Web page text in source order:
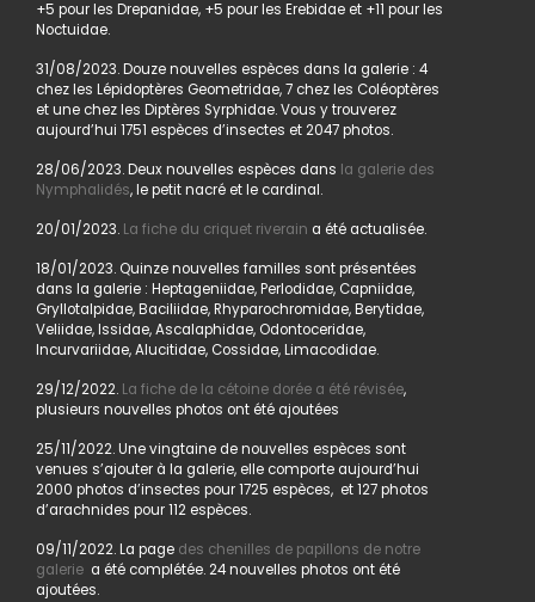
+5 pour les Drepanidae, +5 pour les Erebidae et +11 pour les
Noctuidae.
31/08/2023. Douze nouvelles espèces dans la galerie : 4
chez les Lépidoptères Geometridae, 7 chez les Coléoptères
et une chez les Diptères Syrphidae. Vous y trouverez
aujourd’hui 1751 espèces d’insectes et 2047 photos.
28/06/2023. Deux nouvelles espèces dans la galerie des
Nymphalidés, le petit nacré et le cardinal.
20/01/2023. La fiche du criquet riverain a été actualisée.
18/01/2023. Quinze nouvelles familles sont présentées
dans la galerie : Heptageniidae, Perlodidae, Capniidae,
Gryllotalpidae, Baciliidae, Rhyparochromidae, Berytidae,
Veliidae, Issidae, Ascalaphidae, Odontoceridae,
Incurvariidae, Alucitidae, Cossidae, Limacodidae.
29/12/2022. La fiche de la cétoine dorée a été révisée,
plusieurs nouvelles photos ont été ajoutées
25/11/2022. Une vingtaine de nouvelles espèces sont
venues s’ajouter à la galerie, elle comporte aujourd’hui
2000 photos d’insectes pour 1725 espèces, et 127 photos
d’arachnides pour 112 espèces.
09/11/2022. La page des chenilles de papillons de notre
galerie a été complétée. 24 nouvelles photos ont été
ajoutées.